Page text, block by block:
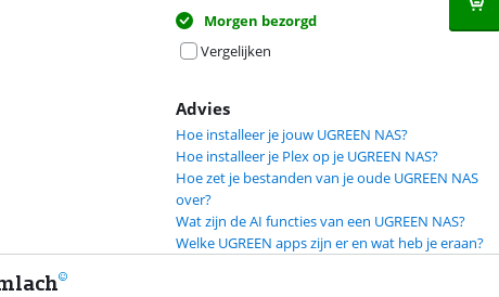
Morgen bezorgd
Vergelijken
Advies
Hoe installeer je jouw UGREEN NAS?
Hoe installeer je Plex op je UGREEN NAS?
Hoe zet je bestanden van je oude UGREEN NAS
over?
Wat zijn de AI functies van een UGREEN NAS?
Welke UGREEN apps zijn er en wat heb je eraan?